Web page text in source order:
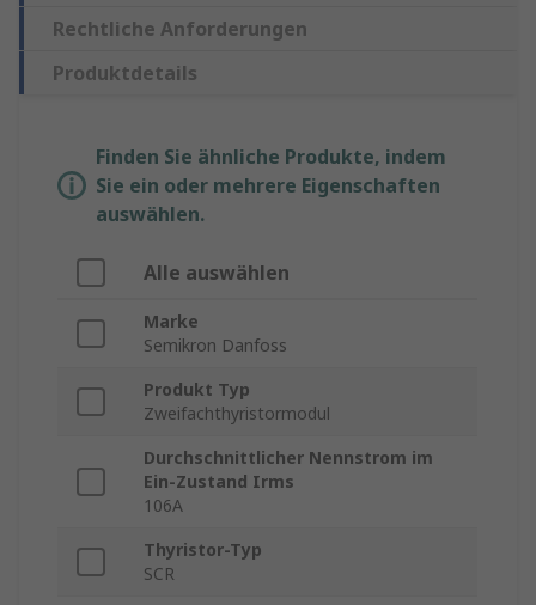
Rechtliche Anforderungen
Produktdetails
Finden Sie ähnliche Produkte, indem
Sie ein oder mehrere Eigenschaften
auswählen.
Alle auswählen
Marke
Semikron Danfoss
Produkt Typ
Zweifachthyristormodul
Durchschnittlicher Nennstrom im
Ein-Zustand Irms
106A
Thyristor-Typ
SCR